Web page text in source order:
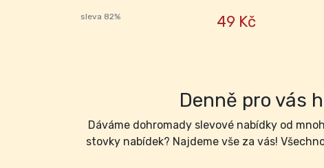
sleva 82% 49 Kč
Denně pro vás
Dáváme dohromady slevové nabídky od
stovky nabídek? Najdeme vše za vás!